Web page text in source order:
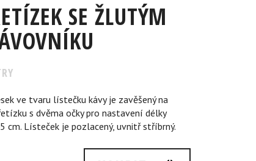
SE ŽLUTÝM
ve tvaru lístečku kávy je zavěšený na
s dvěma očky pro nastavení délky
cm. Lísteček je pozlacený, uvnitř stříbrný.